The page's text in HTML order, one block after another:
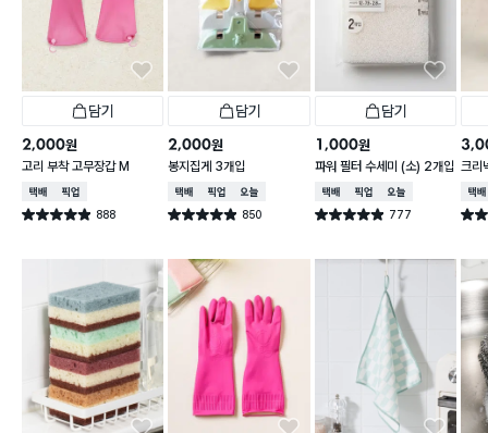
담기
2,000원
고리 부착 고무장갑 M
택배배송매장픽업
별점 4.9점 888
건 작성
담기
2,000원
봉지집게 3개입
택배배송매장픽업오늘배송
별점 4.9점 850
건 작성
담기
1,000원
파워 필터 수세미 (소) 2개입
택배배송매장픽업오늘배송
별점 4.9점 777
건 작성
크리
주
택배
별점